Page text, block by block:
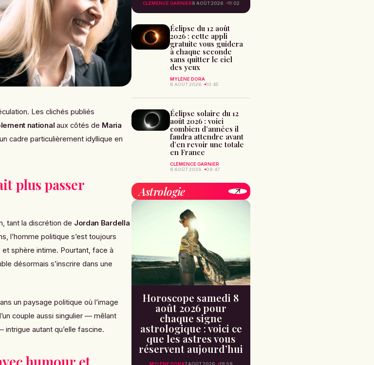
Les clichés publiés
national aux côtés de Maria
un cadre particulièrement idyllique en
plus passer
tant la discrétion de Jordan Bardella
l’homme politique s’est toujours
sphère intime. Pourtant, face à
désormais s’inscrire dans une
un paysage politique où l’image
couple aussi singulier — mêlant
autant qu’elle fascine.
humour et
CLÉMENCE GARNIER8 AOÛT 2026 11:02
Éclipse du 12 août
2026 : cette appli
gratuite vous guidera
à chaque seconde
sans quitter le ciel
des yeux
MYLÈNE DORA
8 AOÛT 2026
10:45
Éclipse solaire du 12
août 2026 : voici
combien d’années il
faudra attendre avant
d’en revoir une totale
en France
CLÉMENCE GARNIER
8 AOÛT 2026
09:47
Astrologie
Horoscope samedi 8
août 2026 pour
chaque signe
astrologique : voici ce
que les astres vous
réservent aujourd’hui
MYLÈNE DORA7 AOÛT 2026 19:59